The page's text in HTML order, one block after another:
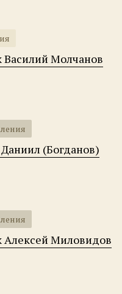
Молчанов
(Богданов)
Миловидов